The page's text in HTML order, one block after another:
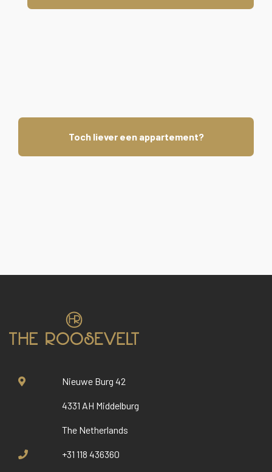
Toch liever een appartement?
Nieuwe Burg 42
4331 AH Middelburg
The Netherlands
+31 118 436360